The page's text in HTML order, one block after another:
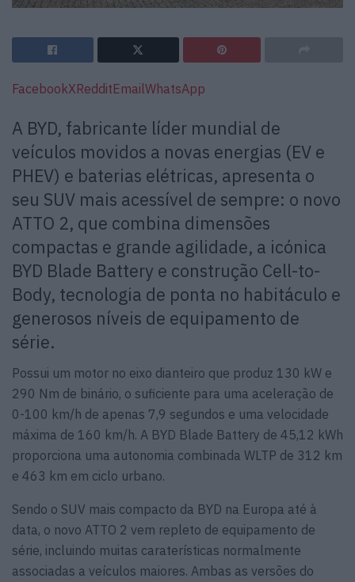
FacebookXRedditEmailWhatsApp
A BYD, fabricante líder mundial de
veículos movidos a novas energias (EV e
PHEV) e baterias elétricas, apresenta o
seu SUV mais acessível de sempre: o novo
ATTO 2, que combina dimensões
compactas e grande agilidade, a icónica
BYD Blade Battery e construção Cell-to-
Body, tecnologia de ponta no habitáculo e
generosos níveis de equipamento de
série.
Possui um motor no eixo dianteiro que produz 130 kW e
290 Nm de binário, o suficiente para uma aceleração de
0-100 km/h de apenas 7,9 segundos e uma velocidade
máxima de 160 km/h. A BYD Blade Battery de 45,12 kWh
proporciona uma autonomia combinada WLTP de 312 km
e 463 km em ciclo urbano.
Sendo o SUV mais compacto da BYD na Europa até à
data, o novo ATTO 2 vem repleto de equipamento de
série, incluindo muitas caraterísticas normalmente
associadas a veículos maiores. Ambas as versões do